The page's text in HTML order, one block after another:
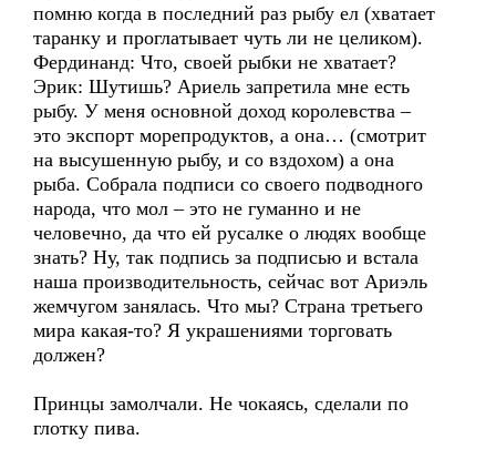
помню когда в последний раз рыбу ел (хватает
таранку и проглатывает чуть ли не целиком).
Фердинанд: Что, своей рыбки не хватает?
Эрик: Шутишь? Ариель запретила мне есть
рыбу. У меня основной доход королевства –
это экспорт морепродуктов, а она… (смотрит
на высушенную рыбу, и со вздохом) а она
рыба. Собрала подписи со своего подводного
народа, что мол – это не гуманно и не
человечно, да что ей русалке о людях вообще
знать? Ну, так подпись за подписью и встала
наша производительность, сейчас вот Ариэль
жемчугом занялась. Что мы? Страна третьего
мира какая-то? Я украшениями торговать
должен?
Принцы замолчали. Не чокаясь, сделали по
глотку пива.